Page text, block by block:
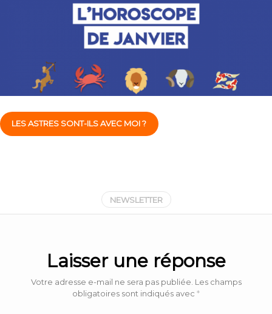
LES ASTRES SONT-ILS AVEC MOI ?
NEWSLETTER
Laisser une réponse
Votre adresse e-mail ne sera pas publiée. Les champs
obligatoires sont indiqués avec *